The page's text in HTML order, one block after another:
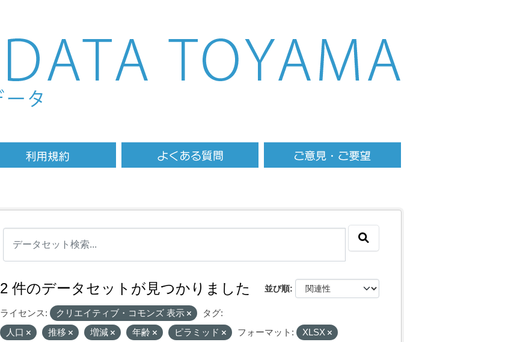
並び順
2 件のデータセットが見つかりました
ライセンス: クリエイティブ・コモンズ 表示
タグ:
人口
推移 増減 年齢 ピラミッド フォーマット: XLSX